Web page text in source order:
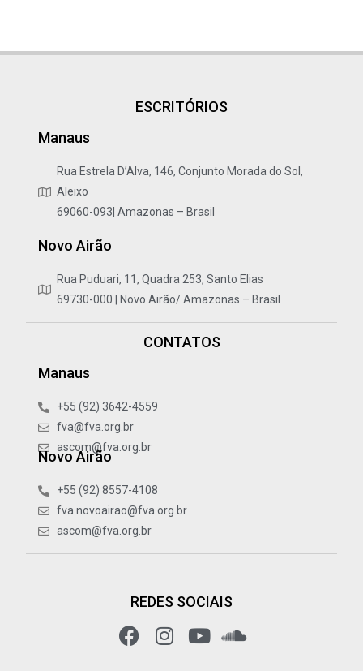
ESCRITÓRIOS
Manaus
Rua Estrela D’Alva, 146, Conjunto Morada do Sol,
Aleixo
69060-093| Amazonas – Brasil
Novo Airão
Rua Puduari, 11, Quadra 253, Santo Elias
69730-000 | Novo Airão/ Amazonas – Brasil
CONTATOS
Manaus
+55 (92) 3642-4559
fva@fva.org.br
ascom@fva.org.br
Novo Airão
+55 (92) 8557-4108
fva.novoairao@fva.org.br
ascom@fva.org.br
REDES SOCIAIS